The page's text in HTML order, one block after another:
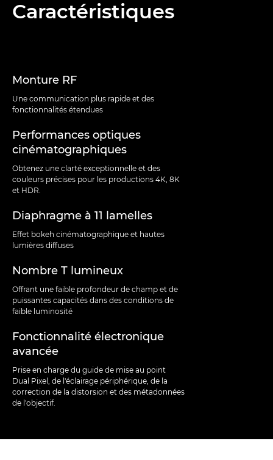
Caractéristiques
Monture RF
Une communication plus rapide et des
fonctionnalités étendues
Performances optiques
cinématographiques
Obtenez une clarté exceptionnelle et des
couleurs précises pour les productions 4K, 8K
et HDR.
Diaphragme à 11 lamelles
Effet bokeh cinématographique et hautes
lumières diffuses
Nombre T lumineux
Offrant une faible profondeur de champ et de
puissantes capacités dans des conditions de
faible luminosité
Fonctionnalité électronique
avancée
Prise en charge du guide de mise au point
Dual Pixel, de l'éclairage périphérique, de la
correction de la distorsion et des métadonnées
de l'objectif.